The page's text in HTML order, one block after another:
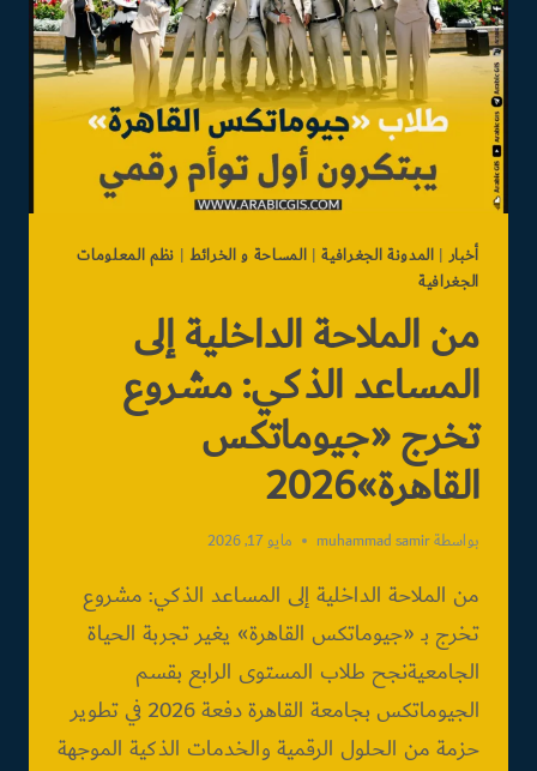
الاصطناعي
وGIS
أخبار| المدونة الجغرافية| المساحة و الخرائط | نظم المعلومات
الجغرافية
من الملاحة الداخلية إلى
المساعد الذكي: مشروع
تخرج «جيوماتكس
القاهرة»2026
بواسطةmuhammad samir مايو 17, 2026
من الملاحة الداخلية إلى المساعد الذكي: مشروع
تخرج بـ «جيوماتكس القاهرة» يغير تجربة الحياة
الجامعيةنجح طلاب المستوى الرابع بقسم
الجيوماتكس بجامعة القاهرة دفعة 2026 في تطوير
حزمة من الحلول الرقمية والخدمات الذكية الموجهة